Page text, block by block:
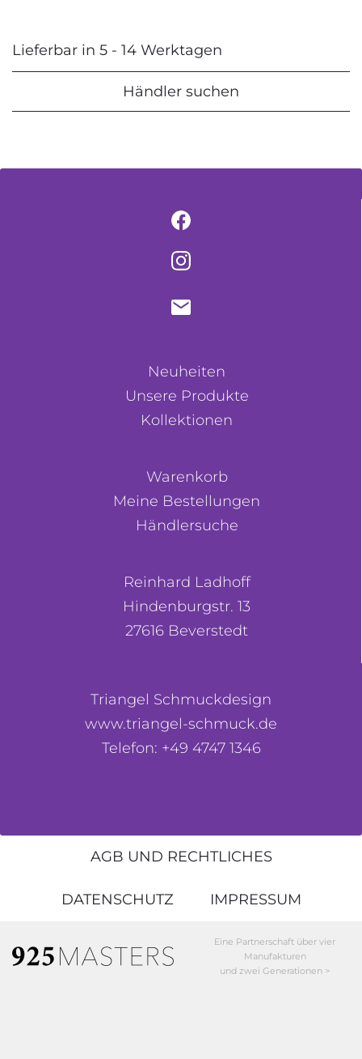
Lieferbar in 5 - 14 Werktagen
Händler suchen
Neuheiten
Unsere Produkte
Kollektionen
Warenkorb
Meine Bestellungen
Händlersuche
Reinhard Ladhoff
Hindenburgstr. 13
27616 Beverstedt
Triangel Schmuckdesign
www.triangel-schmuck.de
Telefon: +49 4747 1346
AGB UND RECHTLICHES
DATENSCHUTZ IMPRESSUM
Eine Partnerschaft über vier
Manufakturen
und zwei Generationen >